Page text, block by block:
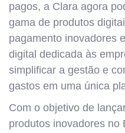
pagos, a Clara agora
gama de produtos
pagamento inovadores
digital dedicada às
simplificar a gestão e
gastos em uma única
Com o objetivo de
produtos inovadores no